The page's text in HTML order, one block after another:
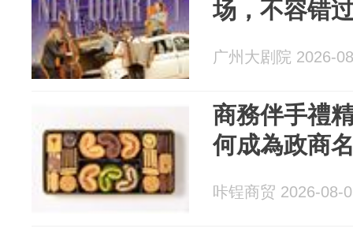
场，不容错
广州大剧院 2026-
商務伴手禮
何成為政商
咔锃商贸 2026-08-